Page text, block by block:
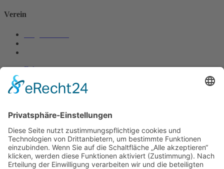
Verein
Folgen
Folgen
Vorkapelle
Jugendkapelle
Musikunterricht
Rechtliches